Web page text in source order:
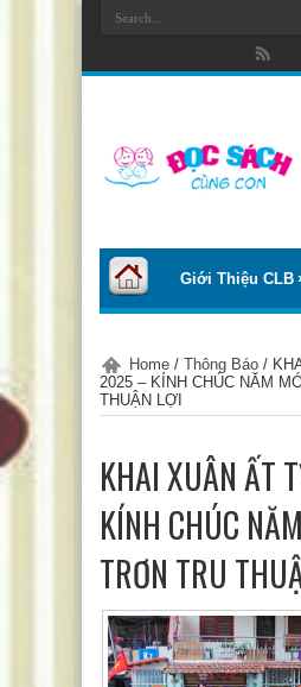
Giới Thiệu CLB
Tư Vấn – Chia Sẻ
Chào Tiếng Việt
Trại Hè Thanh Thiếu Nhi
Home / Thông Báo /
2025 – KÍNH CHÚC NĂM
THUẬN LỢI
KHAI XUÂN ẤT
KÍNH CHÚC
TRƠN TRU